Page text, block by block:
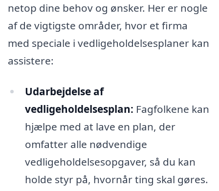
netop dine behov og ønsker. Her er nogle
af de vigtigste områder, hvor et firma
med speciale i vedligeholdelsesplaner kan
assistere:
Udarbejdelse af
vedligeholdelsesplan: Fagfolkene kan
hjælpe med at lave en plan, der
omfatter alle nødvendige
vedligeholdelsesopgaver, så du kan
holde styr på, hvornår ting skal gøres.